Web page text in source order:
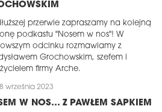
przerwie zapraszamy na kolejną
podkastu "Nosem w nos"! W
odcinku rozmawiamy z
Grochowskim, szefem i
firmy Arche.
września 2023
W NOS… Z PAWŁEM SAPKIEM